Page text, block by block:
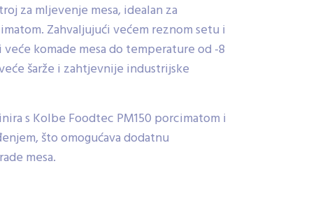
za mljevenje mesa, idealan za
Zahvaljujući većem reznom setu i
komade mesa do temperature od -8
šarže i zahtjevnije industrijske
s Kolbe Foodtec PM150 porcimatom i
što omogućava dodatnu
mesa.